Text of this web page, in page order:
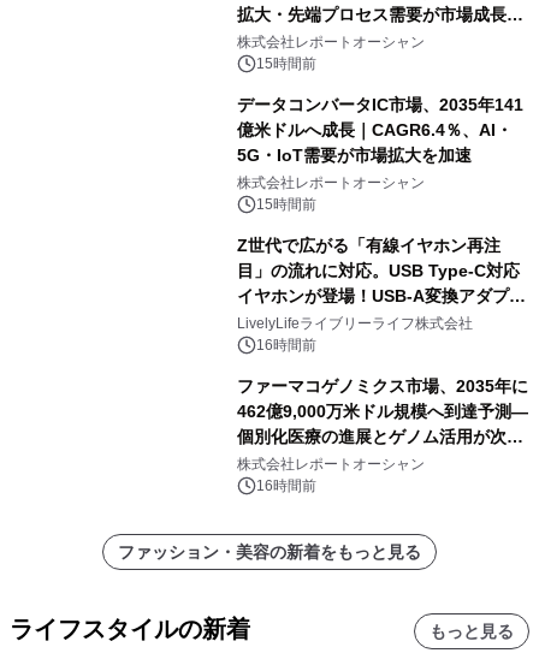
拡大・先端プロセス需要が市場成長を
加速
株式会社レポートオーシャン
15時間前
データコンバータIC市場、2035年141
億米ドルへ成長｜CAGR6.4％、AI・
5G・IoT需要が市場拡大を加速
株式会社レポートオーシャン
15時間前
Z世代で広がる「有線イヤホン再注
目」の流れに対応。USB Type-C対応
イヤホンが登場！USB-A変換アダプタ
ー付きでスマホからパソコンまで幅広
く活用可能
LivelyLifeライブリーライフ株式会社
16時間前
ファーマコゲノミクス市場、2035年に
462億9,000万米ドル規模へ到達予測―
個別化医療の進展とゲノム活用が次世
代ヘルスケア投資を加速
株式会社レポートオーシャン
16時間前
ファッション・美容の新着をもっと見る
ライフスタイルの新着 もっと見る